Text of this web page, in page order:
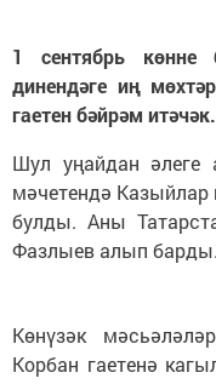
1 сентябрь көнне
динендәге иң
гаетен бәйрәм итәчәк.
Шул уңайдан әлеге
мәчетендә
булды. Аны
Фазлыев алып барды.
Көнүзәк
Корбан гаетенә